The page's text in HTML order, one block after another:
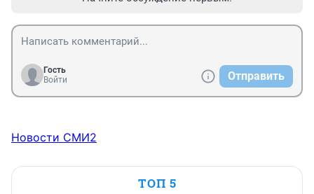
Гость
Войти
Отправить
Новости СМИ2
ТОП 5